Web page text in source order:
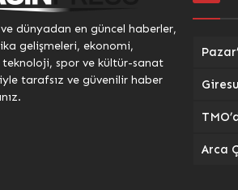
dünyadan en güncel haberler,
gelişmeleri, ekonomi,
teknoloji, spor ve kültür-sanat
tarafsız ve güvenilir haber